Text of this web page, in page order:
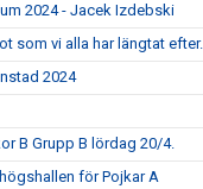
2024 - Jacek Izdebski
som vi alla har längtat
2024
B Grupp B lördag 20/4.
för Pojkar A